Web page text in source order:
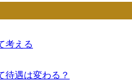
考える
待遇は変わる？